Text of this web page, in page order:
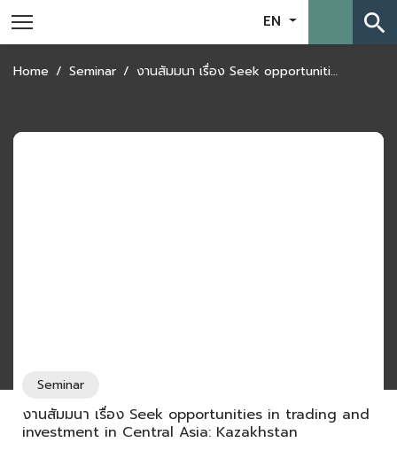
EN search
Home Seminar งานสัมมนา เรื่อง Seek opportunities in trading and investment in Central Asia: Kazakhstan
Seminar
งานสัมมนา เรื่อง Seek opportunities in trading and
investment in Central Asia: Kazakhstan